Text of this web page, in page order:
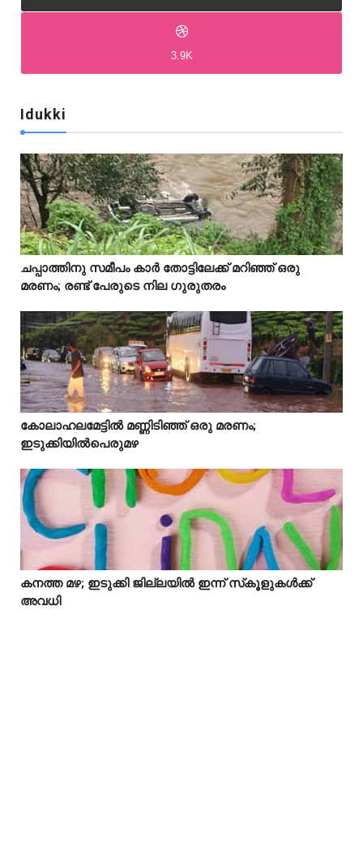
3.9K
Idukki
  
ചപ്പാത്തിനു സമീപം കാർ തോട്ടിലേക്ക് മറിഞ്ഞ് ഒരു
മരണം; രണ്ട് പേരുടെ നില ഗുരുതരം
  
Idukki
കോലാഹലമേട്ടിൽ മണ്ണിടിഞ്ഞ് ഒരു മരണം;
ഇടുക്കിയിൽപെരുമഴ
  
Idukki
കനത്ത മഴ; ഇടുക്കി ജില്ലയിൽ ഇന്ന് സ്‌കൂളുകൾക്ക്
അവധി